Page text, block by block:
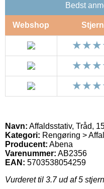
Bedst
Webshop
Navn: Affaldsstativ, Tråd,
Kategori: Rengøring >
Producent: Abena
Varenummer: AB2356
EAN: 5703538054259
Vurderet til 3.7ud af 5